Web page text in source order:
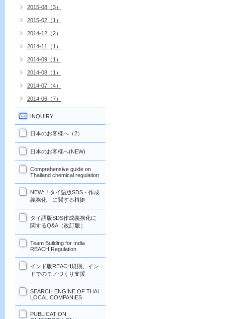
2015-08（3）
2015-02（1）
2014-12（2）
2014-11（1）
2014-09（1）
2014-08（1）
2014-07（4）
2014-06（7）
INQUIRY
日本のお客様へ（2）
日本のお客様へ(NEW)
Comprehensive guide on
Thailand chemical regulation
NEW:「タイ語版SDS・作成
義務化」に関する根拠
タイ語版SDS作成義務化に
関するQ&A（改訂版）
Team Building for India
REACH Regulation
インド版REACH規則、イン
ドでのモノづくり支援
SEARCH ENGINE OF THAI
LOCAL COMPANIES
PUBLICATION: